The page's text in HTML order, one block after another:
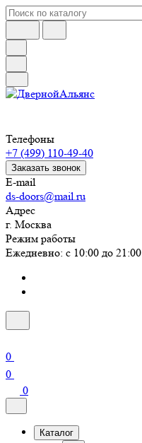
Телефоны
+7 (499) 110-49-40
Заказать звонок
E-mail
ds-doors@mail.ru
Адрес
г. Москва
Режим работы
Ежедневно: с 10:00 до 21:00
0
0
0
Каталог